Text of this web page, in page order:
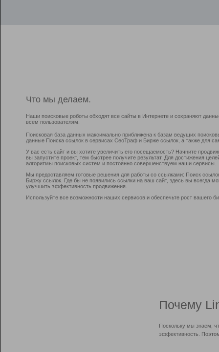
Что мы делаем.
Наши поисковые роботы обходят все сайты в Интернете и сохраняют
всем пользователям.
Поисковая база данных максимально приближена к базам ведущих
данные Поиска ссылок в сервисах СеоТраф и Бирже ссылок, а также для
У вас есть сайт и вы хотите увеличить его посещаемость? Начните
вы запустите проект, тем быстрее получите результат. Для достижения
алгоритмы поисковых систем и постоянно совершенствуем наши сервисы.
Мы предоставляем готовые решения для работы со ссылками: Поиск
Биржу ссылок. Где бы не появились ссылки на ваш сайт, здесь вы всегда
улучшить эффективность продвижения.
Используйте все возможности наших сервисов и обеспечьте рост вашего
Почему
Поскольку мы знаем,
эффективность.